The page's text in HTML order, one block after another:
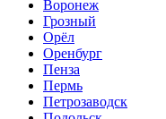
Воронеж
Грозный
Орёл
Оренбург
Пенза
Пермь
Петрозаводск